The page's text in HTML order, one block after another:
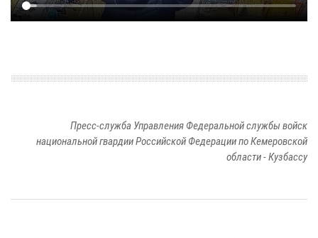
Пресс-служба Управления Федеральной службы войск
национальной гвардии Российской Федерации по Кемеровской
области - Кузбассу